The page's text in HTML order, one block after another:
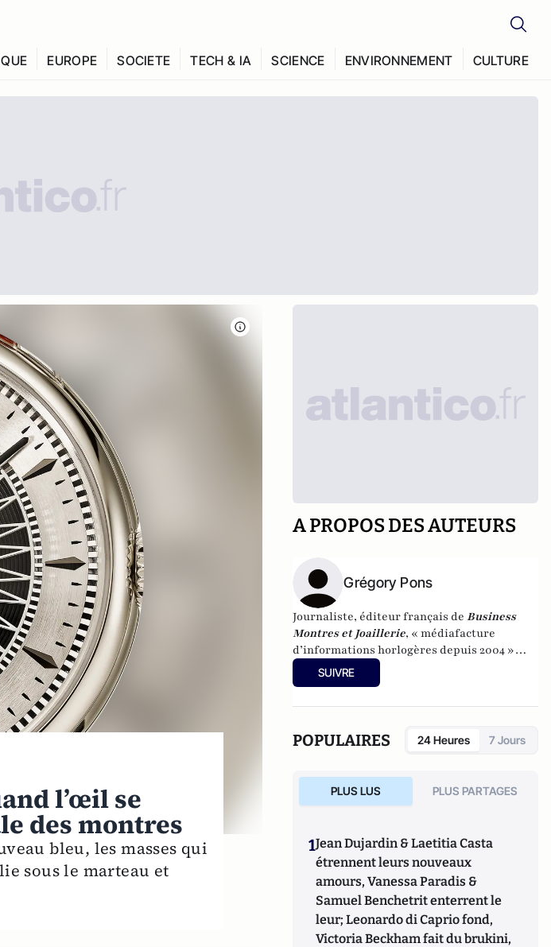
EUROPE SOCIETE TECH & IA SCIENCE ENVIRONNEMENT CULTURE
l’œil se
des montres
bleu, les masses qui
sous le marteau et
A PROPOS DES AUTEURS
Grégory Pons
Journaliste, éditeur français deBusiness
Montres et Joaillerie, « médiafacture
d’informations horlogères depuis 2004 »
(site d’informations basé à Genève : 0 %
publicité-100 % liberté), spécialiste du
SUIVRE
POPULAIRES 24 Heures 7 Jours
PLUS LUS PLUS PARTAGES
1Jean Dujardin & Laetitia Casta
étrennent leurs nouveaux
amours, Vanessa Paradis &
Samuel Benchetrit enterrent le
leur; Leonardo di Caprio fond,
Victoria Beckham fait du brukini,